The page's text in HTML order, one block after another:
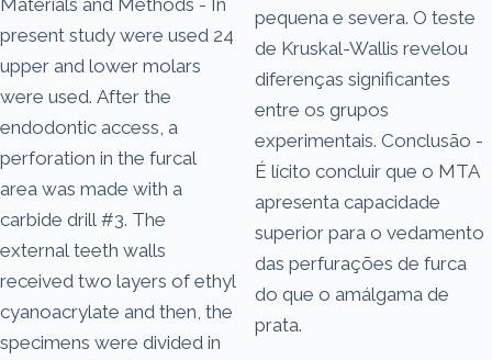
present study were used 24
upper and lower molars
were used. After the
endodontic access, a
perforation in the furcal
area was made with a
carbide drill #3. The
external teeth walls
received two layers of ethyl
cyanoacrylate and then, the
specimens were divided in
pequena e severa. O teste
de Kruskal-Wallis revelou
diferenças significantes
entre os grupos
experimentais. Conclusão -
É lícito concluir que o MTA
apresenta capacidade
superior para o vedamento
das perfurações de furca
do que o amálgama de
prata.